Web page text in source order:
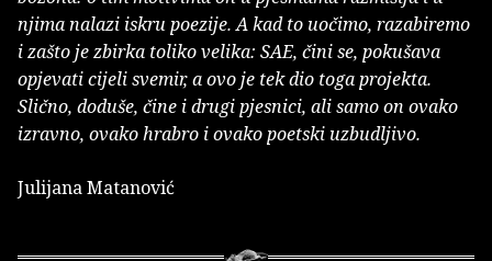
njima nalazi iskru poezije. A kad to uočimo, razabiremo
i zašto je zbirka toliko velika: SAE, čini se, pokušava
opjevati cijeli svemir, a ovo je tek dio toga projekta.
Slično, doduše, čine i drugi pjesnici, ali samo on ovako
izravno, ovako hrabro i ovako poetski uzbudljivo.
Julijana Matanović